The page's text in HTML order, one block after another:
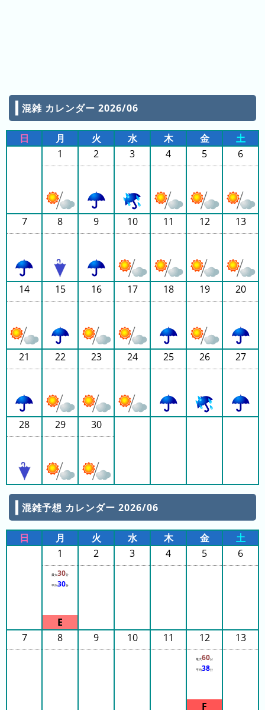
ン
キ
ン
グ
ラ
グ
ラ
ン
キ
ち
時
間
グ
ラ
フ
こ
れ
ま
で
直
近
混雑 カレンダー 2026/06
日 月 火 水 木 金
土
1
2 3 4 5 6
7 8 9 10 11 12 13
14 15 16 17 18 19 20
21 22 23 24 25 26 27
28 29 30
混雑予想 カレンダー 2026/06
日 月 火 水 木 金
土
1
最大30分
平均30分
2 3 4 5 6
7 8 9 10 11 12
最大60分
平均38分
13